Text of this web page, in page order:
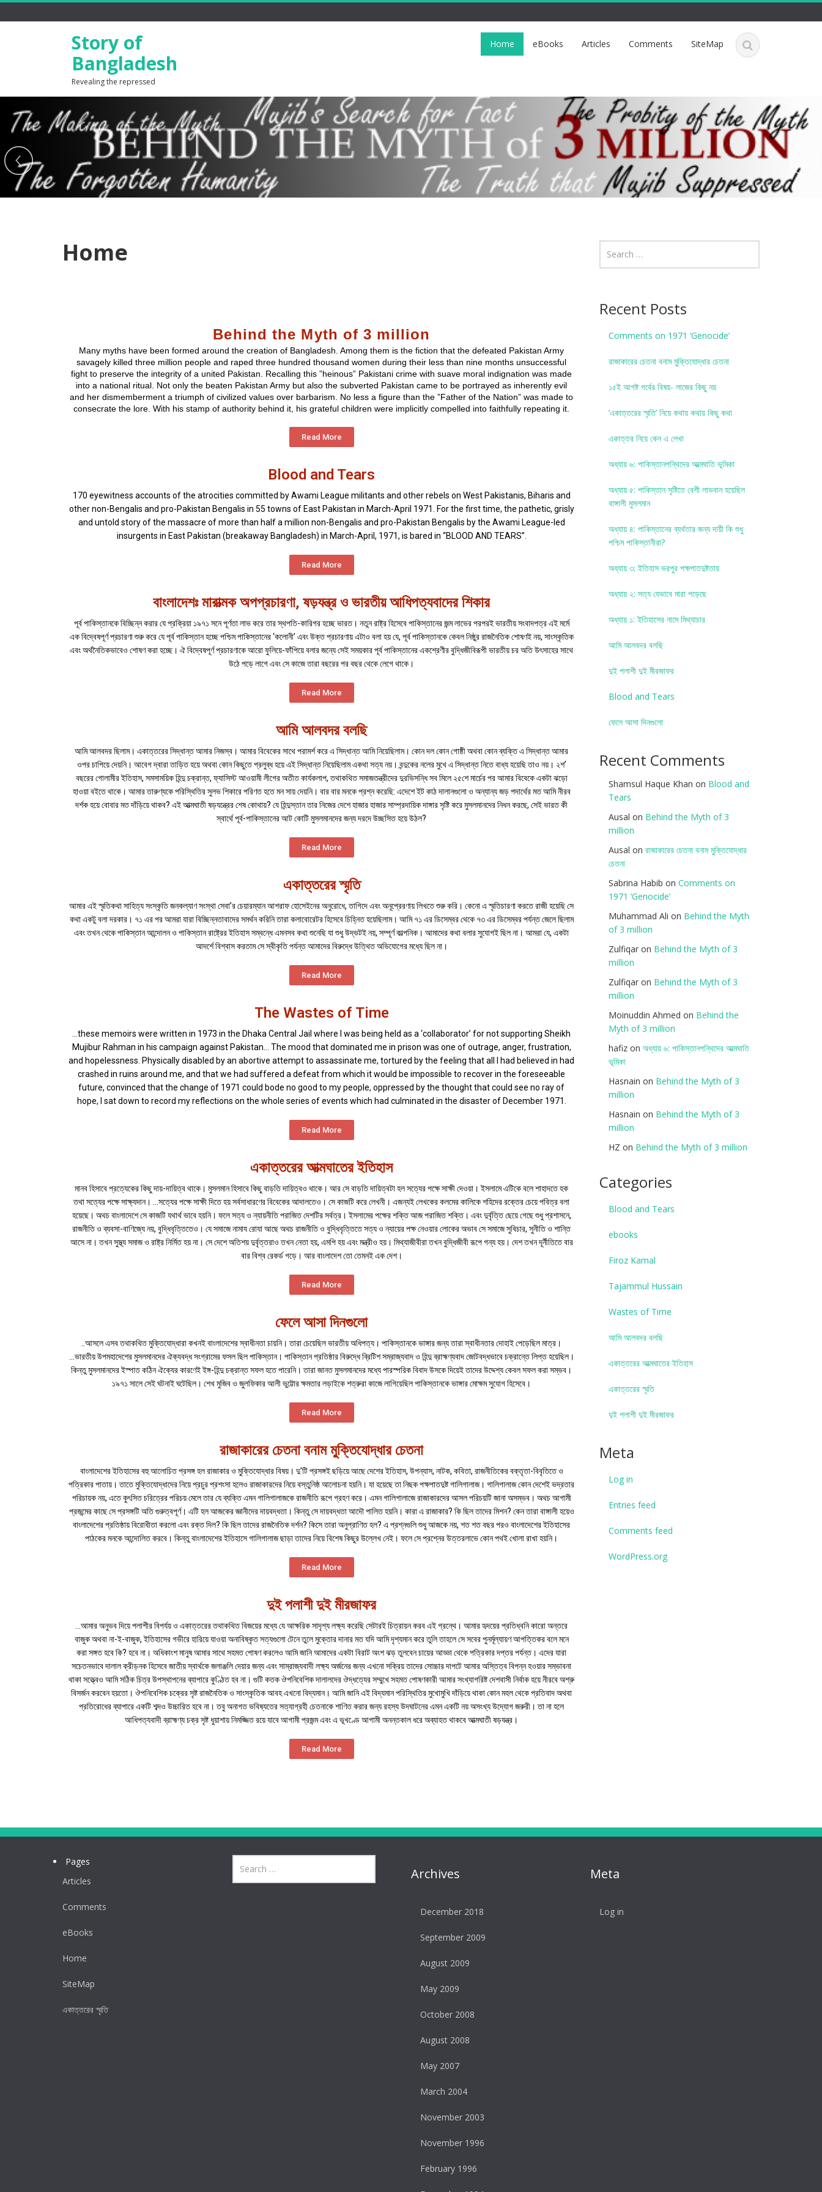
Story of
Bangladesh
Revealing the repressed
Home eBooks Articles Comments SiteMap
Home
Behind the Myth of 3 million
Many myths have been formed around the creation of Bangladesh. Among them is the fiction that the defeated Pakistan Army
savagely killed three million people and raped three hundred thousand women during their less than nine months unsuccessful
fight to preserve the integrity of a united Pakistan. Recalling this ”heinous” Pakistani crime with suave moral indignation was made
into a national ritual. Not only the beaten Pakistan Army but also the subverted Pakistan came to be portrayed as inherently evil
and her dismemberment a triumph of civilized values over barbarism. No less a figure than the ”Father of the Nation” was made to
consecrate the lore. With his stamp of authority behind it, his grateful children were implicitly compelled into faithfully repeating it.
Read More
Blood and Tears
170 eyewitness accounts of the atrocities committed by Awami League militants and other rebels on West Pakistanis, Biharis and
other non-Bengalis and pro-Pakistan Bengalis in 55 towns of East Pakistan in March-April 1971. For the first time, the pathetic, grisly
and untold story of the massacre of more than half a million non-Bengalis and pro-Pakistan Bengalis by the Awami League-led
insurgents in East Pakistan (breakaway Bangladesh) in March-April, 1971, is bared in “BLOOD AND TEARS”.
Read More
বাংলাদেশঃ মারাত্মক অপপ্রচারণা, ষড়যন্ত্র ও ভারতীয় আধিপত্যবাদের শিকার
পূর্ব পাকিস্তানকে বিচ্ছিন্ন করার যে প্রক্রিয়া ১৯৭১ সনে পূর্ণতা লাভ করে তার স্থপতি-কারিগর হচ্ছে ভারত। নতুন রাষ্ট্র হিসেবে পাকিস্তানের জন্ম লাভের পরপরই ভারতীয় সংবাদপত্র এই মর্মে
এক বিদ্বেষপূর্ণ প্রচারণা শুরু করে যে পূর্ব পাকিস্তান হচ্ছে পশ্চিম পাকিস্তানের ‘কলোনী’ এবং উক্ত প্রচারণায় এটাও বলা হয় যে, পূর্ব পাকিস্তানকে কেবল নিষ্ঠুর রাজনৈতিক শোষণই নয়, সাংস্কৃতিক
এবং অর্থনৈতিকভাবেও শোষণ করা হচ্ছে। ঐ বিদ্বেষপূর্ণ প্রচারণাকে আরো ফুলিয়ে-ফাঁপিয়ে বলার জন্যে সেই সময়কার পূর্ব পাকিস্তানের একশ্রেণীর বুদ্ধিজীবিরূপী ভারতীয় চর অতি উৎসাহের সাথে
উঠে পড়ে লাগে এবং সে কাজে তারা বছরের পর বছর থেকে লেগে থাকে।
Read More
আমি আলবদর বলছি
আমি আলবদর ছিলাম। একাত্তরের সিদ্ধান্ত আমার নিজস্ব। আমার বিবেকের সাথে পরামর্শ করে এ সিদ্ধান্ত আমি নিয়েছিলাম। কোন দল কোন গোষ্ঠী অথবা কোন ব্যক্তি এ সিদ্ধান্ত আমার
ওপর চাপিয়ে দেয়নি। আবেগ দ্বারা তাড়িত হয়ে অথবা কোন কিছুতে প্রলুব্ধ হয়ে এই সিদ্ধান্ত নিয়েছিলাম একথা সত্য নয়। বন্দুকের নলের মুখে এ সিদ্ধান্ত নিতে বাধ্য হয়েছি তাও নয়। ২শ’
বছরের গোলামীর ইতিহাস, সমসাময়িক হিন্দু চক্রান্ত, ফ্যাসিস্ট আওয়ামী লীগের অতীত কার্যকলাপ, তথাকথিত সমাজতন্ত্রীদের দুরভিসন্ধি সব মিলে ২৫শে মার্চের পর আমার বিবেকে একটা ঝড়ো
হাওয়া বইতে থাকে। আমার তারুণ্যকে পরিস্থিতির সুলভ শিকারে পরিণত হতে মন সায় দেয়নি। বার বার মনকে প্রশ্ন করেছি: এদেশে ইট কাঠ দালানগুলো ও অন্যান্য জড় পদার্থের মত আমি নীরব
দর্শক হয়ে বোবার মত দাঁড়িয়ে থাকব? এই আত্মঘাতী ষড়যন্ত্রের শেষ কোথায়? যে হিন্দুস্তান তার নিজের দেশে হাজার হাজার সাম্প্রদায়িক দাঙ্গার সৃষ্টি করে মুসলমানদের নিধন করছে, সেই ভারত কী
স্বার্থে পূর্ব-পাকিস্তানের আট কোটি মুসলমানদের জন্য দরদে উচ্ছসিত হয়ে উঠল?
Read More
একাত্তরের স্মৃতি
আমার এই স্মৃতিকথা সাহিত্য সংস্কৃতি জনকল্যাণ সংস্থা সেবা’র চেয়ারম্যান আশরাফ হোসেইনের অনুরোধে, তাগিদে এবং অনূপ্রেরণায় লিখতে শুরু করি। কেনো এ স্মৃতিচারণা করতে রাজী হয়েছি সে
কথা একটু বলা দরকার। ৭১ এর পর আমরা যারা বিচ্ছিন্নতাবাদের সমর্থন করিনি তারা কলাবোরেটর হিসেবে চিহ্নিত হয়েছিলাম। আমি ৭১ এর ডিসেম্বর থেকে ৭৩ এর ডিসেম্বর পর্যন্ত জেলে ছিলাম
এবং তখন থেকে পাকিস্তান আন্দোলন ও পাকিস্তান রাষ্ট্রের ইতিহাস সম্বন্ধে এমনসব কথা শুনেছি যা শুধু উদ্ভটই নয়, সম্পূর্ণ কাল্পনিক। আমাদের কথা বলার সুযোগই ছিল না। আমরা যে, একটা
আদর্শে বিশ্বাস করতাম সে স্বীকৃতি পর্যন্ত আমাদের বিরুদ্ধে উত্থিত অভিযোগের মধ্যে ছিল না।
Read More
The Wastes of Time
...these memoirs were written in 1973 in the Dhaka Central Jail where I was being held as a ‘collaborator’ for not supporting Sheikh
Mujibur Rahman in his campaign against Pakistan... The mood that dominated me in prison was one of outrage, anger, frustration,
and hopelessness. Physically disabled by an abortive attempt to assassinate me, tortured by the feeling that all I had believed in had
crashed in ruins around me, and that we had suffered a defeat from which it would be impossible to recover in the foreseeable
future, convinced that the change of 1971 could bode no good to my people, oppressed by the thought that could see no ray of
hope, I sat down to record my reflections on the whole series of events which had culminated in the disaster of December 1971.
Read More
একাত্তরের আত্মঘাতের ইতিহাস
মানব হিসাবে প্রত্যেকের কিছু দায়-দায়িত্ব থাকে। মুসলমান হিসাবে কিছু বাড়তি দায়িত্বও থাকে। আর সে বাড়তি দায়িত্বটা হল সত্যের পক্ষে সাক্ষী দেওয়া। ইসলামে এটিকে বলে শাহাদতে হক
তথা সত্যের পক্ষে সাক্ষ্যদান। ...সত্যের পক্ষে সাক্ষী দিতে হয় সর্বসাধারণের বিবেকের আদালতেও। সে কাজটি করে লেখনী। এজন্যই লেখকের কলমের কালিকে শহিদের রক্তের চেয়ে পবিত্র বলা
হয়েছে। অথচ বাংলাদেশে সে কাজটি যথার্থ ভাবে হয়নি। ফলে সত্য ও ন্যায়নীতি পরাজিত দেশটির সর্বত্র। ইসলামের পক্ষের শক্তি আজ পরাজিত শক্তি। এবং দুর্বৃত্তি ছেয়ে গেছে শুধু প্রশাসনে,
রাজনীতি ও ব্যবসা-বাণিজ্যে নয়, বুদ্ধিবৃত্তিতেও। যে সমাজে নামায রোযা আছে অথচ রাজনীতি ও বুদ্ধিবৃত্তিতে সত্য ও ন্যায়ের পক্ষ নেওয়ার লোকের অভাব সে সমাজে সুবিচার, সুনীতি ও শান্তি
আসে না। তখন সুস্থ্য সমাজ ও রাষ্ট্র নির্মিত হয় না। সে দেশে অতিশয় দুর্বৃত্তরাও তখন নেতা হয়, এমপি হয় এবং মন্ত্রীও হয়। মিথ্যাজীবীরা তখন বুদ্ধিজীবী রূপে গন্য হয়। দেশ তখন দূর্নীতিতে বার
বার বিশ্ব রেকর্ড গড়ে। আর বাংলাদেশ তো তেমনই এক দেশ।
Read More
ফেলে আসা দিনগুলো
..আসলে এসব তথাকথিত মুক্তিযোদ্ধারা কখনই বাংলাদেশের স্বাধীনতা চায়নি। তারা চেয়েছিল ভারতীয় অধিপত্য। পাকিস্তানকে ভাঙ্গার জন্য তারা স্বাধীনতার দোহাই পেড়েছিল মাত্র।
...ভারতীয় উপমহাদেশের মুসলমানদের ঐক্যবদ্ধ সংগ্রামের ফসল ছিল পাকিস্তান। পাকিস্তান প্রতিষ্ঠার বিরুদ্ধে ব্রিটিশ সম্রাজ্যবাদ ও হিন্দু ব্রাহ্মণ্যবাদ জোটবদ্ধভাবে চক্রান্তে লিপ্ত হয়েছিল।
কিন্তু মুসলমানদের ইস্পাত কঠিন ঐক্যের কারণেই ইঙ্গ-হিন্দু চক্রান্ত সফল হতে পারেনি। তারা জানত মুসলমানদের মধ্যে পারস্পরিক বিবাদ উসকে দিয়েই তাদের উদ্দেশ্য কেবল সফল করা সম্ভব।
১৯৭১ সালে সেই ঘটনাই ঘটেছিল। শেখ মুজিব ও জুলফিকার আলী ভুট্টোর ক্ষমতার লড়াইকে শত্রুরা কাজে লাগিয়েছিল পাকিস্তানকে ভাঙ্গার মোক্ষম সুযোগ হিসেবে।
Read More
রাজাকারের চেতনা বনাম মু্ক্তিযোদ্ধার চেতনা
বাংলাদেশের ইতিহাসের বহু আলোচিত প্রসঙ্গ হল রাজাকার ও মু্ক্তিযোদ্ধার বিষয়। দু'টি প্রসঙ্গই ছড়িয়ে আছে দেশের ইতিহাস, উপন্যাস, নাটক, কবিতা, রাজনীতিকের বক্তৃতা-বিবৃতিতে ও
পত্রিকার পাতায়। তাতে মুক্তিযোদ্ধাদের নিয়ে প্রচুর প্রশংসা হলেও রাজাকারদের নিয়ে বস্তুনিষ্ঠ আলোচনা হয়নি। যা হয়েছে তা নিছক পক্ষপাতদুষ্ট গালিগালাজ। গালিগালাজ কোন দেশেই ভদ্রতার
পরিচায়ক নয়, এতে কুৎসিত চরিত্রের পরিচয় মেলে তার যে ব্যক্তি এমন গালিগালাজকে রাজনীতি রূপে গ্রহণ করে। এমন গালিগালাজে রাজাকারদের আসল পরিচয়টি জানা অসম্ভব। অথচ আগামী
প্রজন্মের কাছে সে প্রসঙ্গটি অতি গুরুত্বপূর্ণ। এটি হল আজকের জ্ঞানীদের দায়বদ্ধতা। কিন্তু সে দায়বদ্ধতা আদৌ পালিত হয়নি। কারা এ রাজাকার? কি ছিল তাদের মিশন? কেন তারা বাঙ্গালী হয়েও
বাংলাদেশের প্রতিষ্ঠায় বিরোধীতা করলো এবং রক্ত দিল? কি ছিল তাদের রাজনৈতিক দর্শন? কিসে তারা অনুপ্রাণিত হল? এ প্রশ্নগুলি শুধু আজকে নয়, শত শত বছর পরও বাংলাদেশের ইতিহাসের
পাঠকের মনকে আন্দোলিত করবে। কিন্তু বাংলাদেশের ইতিহাসে গালিগালাজ ছাড়া তাদের নিয়ে বিশেষ কিছুর উল্লেখ নেই। ফলে সে প্রশ্নের উত্তরলাভে কোন পথই খোলা রাখা হয়নি।
Read More
দুই পলাশী দুই মীরজাফর
...আমার অনুভব দিয়ে পলাশীর বিপর্যয় ও একাত্তরের তথাকথিত বিজয়ের মধ্যে যে আক্ষরিক সাদৃশ্য লক্ষ্য করেছি সেটারই চিত্রায়ন করব এই গ্রন্থে। আমার হৃদয়ের প্রতিধ্বনি কারো অন্তরে
বাজুক অথবা না-ই-বাজুক, ইতিহাসের গভীরে হারিয়ে যাওয়া অনাবিষ্কৃত সত্যগুলো টেনে তুলে মুক্তোর দানার মত যদি আমি দৃশ্যমান করে তুলি তাহলে সে সবের পুনর্মূল্যায়ণ আপত্তিকর বলে মনে
করা সঙ্গত হবে কি? হবে না। অধিকাংশ মানুষ আমার সাথে সহমত পোষণ করলেও আমি জানি আমাদের একটা বিরাট অংশ ঝড় তুলবেন চায়ের আড্ডা থেকে পত্রিকার দপ্তর পর্যন্ত। এদের যারা
সচেতনভাবে দালাল ক্রীড়নক হিসেবে জাতীয় স্বার্থকে জলাঞ্জলি দেয়ার জন্য এবং সাম্রাজ্যবাদী লক্ষ্য অর্জনের জন্য এখনো সক্রিয় তাদের সোচ্চার দাপটে আমার অস্তিত্ব বিপন্ন হওয়ার সম্ভাবনা
থাকা সত্ত্বেও আমি সঠিক চিত্র উপস্থাপনের ব্যাপারে কুণ্ঠিত হব না। গুটি কতক ঔপনিবেশিক দালালদের ঔদ্ধত্যের সম্মুখে সহমত পোষণকারী আমার সংখ্যাগরিষ্ট দেশবাসী নির্বাক হয়ে নীরবে অশ্রু
বিসর্জন করবেন হয়তো। ঔপনিবেশিক চক্রের সৃষ্ট রাজনৈতিক ও সাংস্কৃতিক আবহ এখনো বিদ্যমান। আমি জানি এই বিদ্যমান পরিস্থিতির মুখোমুখি দাঁড়িয়ে থাকা কোন মহল থেকে প্রতিবাদ অথবা
প্রতিরোধের ব্যাপারে একটি শব্দও উচ্চারিত হবে না। তবু অনাগত ভবিষ্যতের সত্যাগ্রহী চেতনাকে শাণিত করার জন্য রহস্য উদঘাটনের এমন একটি নয় অসংখ্য উদ্যোগ জরুরী। তা না হলে
আধিপত্যবাদী ব্রাহ্মণ্য চক্র সৃষ্ট ধুয়াশায় নিমজ্জিত রয়ে যাবে আগামী প্রজন্ম এবং এ ভূখণ্ডে আগামী অনন্তকাল ধরে অব্যাহত থাকবে আত্মঘাতী ষড়যন্ত্র।
Read More
Recent Posts
Comments on 1971 ‘Genocide’
রাজাকারের চেতনা বনাম মু্ক্তিযোদ্ধার চেতনা
১৫ই আগষ্ট গর্বের বিষয়- লাজের কিছু নয়
‘একাত্তরের স্মৃতি’ নিয়ে কথায় কথায় কিছু কথা
একাত্তর নিয়ে কেন এ লেখা
অধ্যায় ৬: পাকিস্তানপন্থিদের আত্মঘাতি ভূমিকা
অধ্যায় ৫: পাকিস্তান সৃষ্টিতে বেশী লাভবান হয়েছিল
বাঙ্গালী মুসলমান
অধ্যায় ৪: পাকিস্তানের ব্যর্থতার জন্য দায়ী কি শুধু
পশ্চিম পাকিস্তানীরা?
অধ্যায় ৩: ইতিহাস ভরপুর পক্ষপাতদুষ্টতায়
অধ্যায় ২: সত্য যেভাবে মারা পড়েছে
অধ্যায় ১: ইতিহাসের নামে মিথ্যাচার
আমি আলবদর বলছি
দুই পলাশী দুই মীরজাফর
Blood and Tears
ফেলে আসা দিনগুলো
Recent Comments
Shamsul Haque Khan on Blood and
Tears
Ausal on Behind the Myth of 3
million
Ausal on রাজাকারের চেতনা বনাম মু্ক্তিযোদ্ধার
চেতনা
Sabrina Habib on Comments on
1971 ‘Genocide’
Muhammad Ali on Behind the Myth
of 3 million
Zulfiqaron Behind the Myth of 3
million
Zulfiqaron Behind the Myth of 3
million
Moinuddin Ahmed on Behind the
Myth of 3 million
hafizon অধ্যায় ৬: পাকিস্তানপন্থিদের আত্মঘাতি
ভূমিকা
Hasnain on Behind the Myth of 3
million
Hasnain on Behind the Myth of 3
million
HZ on Behind the Myth of 3 million
Categories
Blood and Tears
ebooks
Firoz Kamal
Tajammul Hussain
Wastes of Time
আমি আলবদর বলছি
একাত্তরের আত্মঘাতের ইতিহাস
একাত্তরের স্মৃতি
দুই পলাশী দুই মীরজাফর
Meta
Log in
Entries feed
Comments feed
WordPress.org
Pages
Articles
Comments
eBooks
Home
SiteMap
একাত্তরের স্মৃতি
Archives
December 2018
September 2009
August 2009
May 2009
October 2008
August 2008
May 2007
March 2004
November 2003
November 1996
February 1996
Meta
Log in